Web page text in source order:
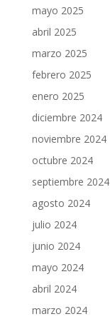
mayo 2025
abril 2025
marzo 2025
febrero 2025
enero 2025
diciembre 2024
noviembre 2024
octubre 2024
septiembre 2024
agosto 2024
julio 2024
junio 2024
mayo 2024
abril 2024
marzo 2024